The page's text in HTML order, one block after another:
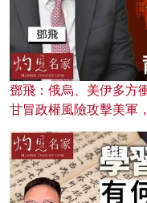
鄧飛：俄烏、美伊多方
甘冒政權風險攻擊美軍